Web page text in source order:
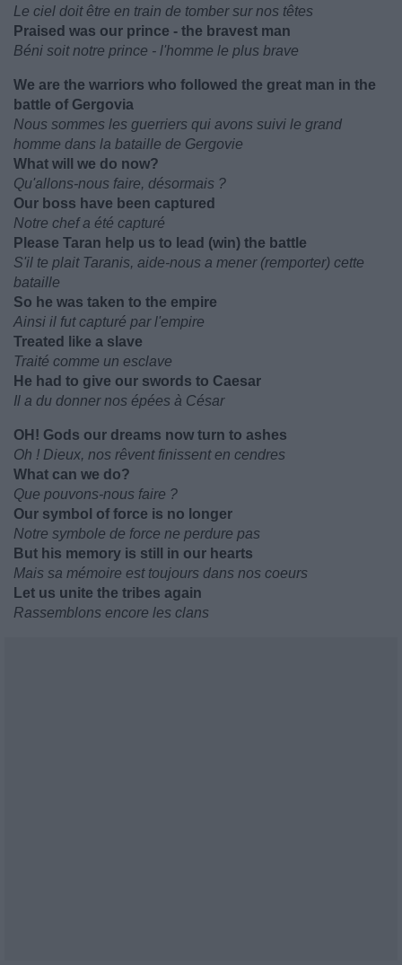
Le ciel doit être en train de tomber sur nos têtes
Praised was our prince - the bravest man
Béni soit notre prince - l'homme le plus brave
We are the warriors who followed the great man in the
battle of Gergovia
Nous sommes les guerriers qui avons suivi le grand
homme dans la bataille de Gergovie
What will we do now?
Qu'allons-nous faire, désormais ?
Our boss have been captured
Notre chef a été capturé
Please Taran help us to lead (win) the battle
S'il te plait Taranis, aide-nous a mener (remporter) cette
bataille
So he was taken to the empire
Ainsi il fut capturé par l'empire
Treated like a slave
Traité comme un esclave
He had to give our swords to Caesar
Il a du donner nos épées à César
OH! Gods our dreams now turn to ashes
Oh ! Dieux, nos rêvent finissent en cendres
What can we do?
Que pouvons-nous faire ?
Our symbol of force is no longer
Notre symbole de force ne perdure pas
But his memory is still in our hearts
Mais sa mémoire est toujours dans nos coeurs
Let us unite the tribes again
Rassemblons encore les clans